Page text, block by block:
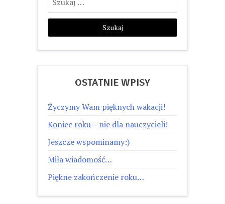
OSTATNIE WPISY
Życzymy Wam pięknych wakacji!
Koniec roku – nie dla nauczycieli!
Jeszcze wspominamy:)
Miła wiadomość…
Piękne zakończenie roku…